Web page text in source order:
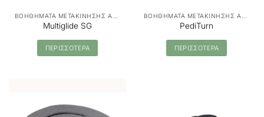
Multiglide SG
ΠΕΡΙΣΣΟΤΕΡΑ
PediTurn
ΠΕΡΙΣΣΟΤΕΡΑ